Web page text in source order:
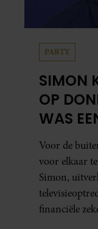
PARTY
SIMON
OP
WAS
HOOFD’
Voor de
voor elkaar
Simon,
financiële